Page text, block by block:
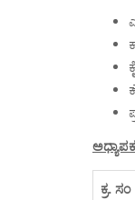
ಕ್ರ. ಸಂ